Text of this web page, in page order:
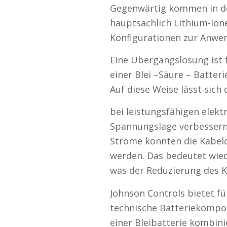
Gegenwärtig kommen in
hauptsächlich Lithium-
Konfigurationen zur
Eine Übergangslösung
einer Blei –Säure –
Auf diese Weise lässt
bei leistungsfähigen
Spannungslage
Ströme könnten die
werden. Das bedeutet
was der Reduzierung des
Johnson Controls bietet
technische
einer Bleibatterie